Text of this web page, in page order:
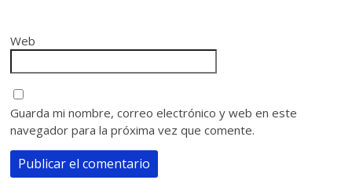
Web
Guarda mi nombre, correo electrónico y web en este
navegador para la próxima vez que comente.